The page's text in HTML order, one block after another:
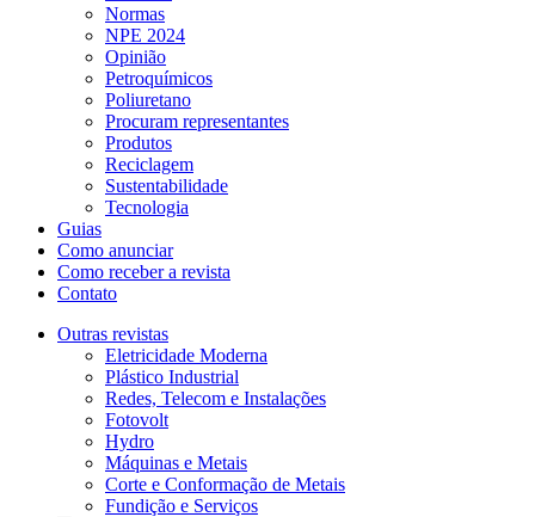
Normas
NPE 2024
Opinião
Petroquímicos
Poliuretano
Procuram representantes
Produtos
Reciclagem
Sustentabilidade
Tecnologia
Guias
Como anunciar
Como receber a revista
Contato
Outras revistas
Eletricidade Moderna
Plástico Industrial
Redes, Telecom e Instalações
Fotovolt
Hydro
Máquinas e Metais
Corte e Conformação de Metais
Fundição e Serviços